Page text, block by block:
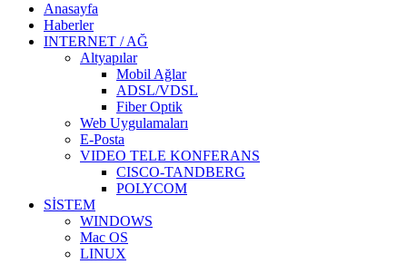
Anasayfa
Haberler
INTERNET / AĞ
Altyapılar
Mobil Ağlar
ADSL/VDSL
Fiber Optik
Web Uygulamaları
E-Posta
VIDEO TELE KONFERANS
CISCO-TANDBERG
POLYCOM
SİSTEM
WINDOWS
Mac OS
LINUX